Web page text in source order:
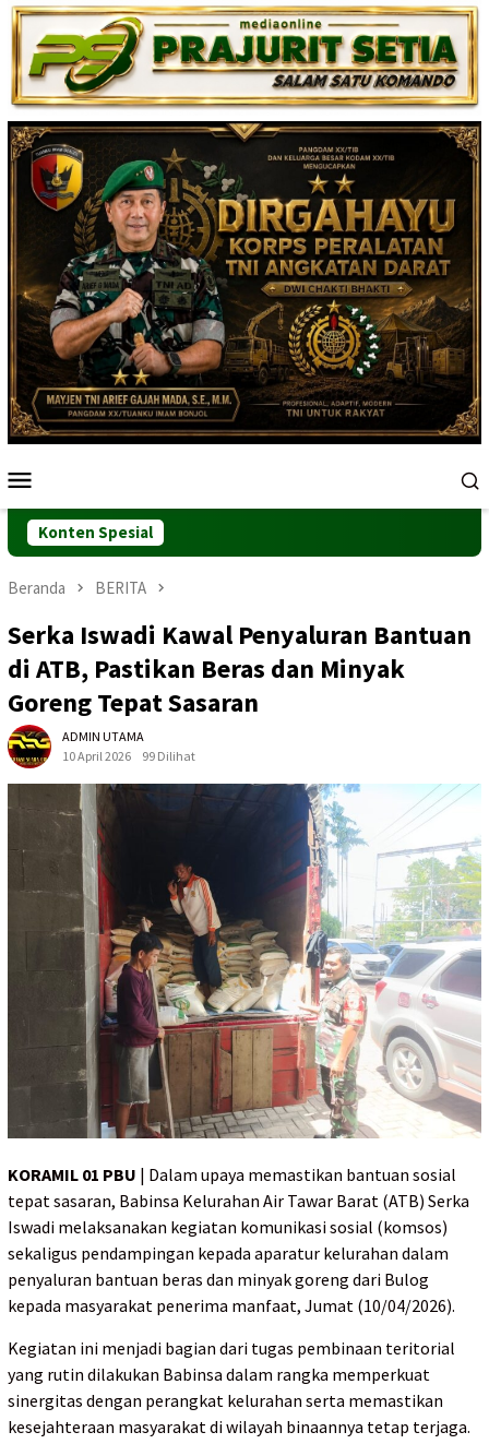
Loncat
ke
konten
Mobile
Konten Spesial
Beranda BERITA
Serka Iswadi Kawal Penyaluran Bantuan
di ATB, Pastikan Beras dan Minyak
Goreng Tepat Sasaran
ADMIN UTAMA
10 April 2026
99 Dilihat
KORAMIL 01 PBU | Dalam upaya memastikan bantuan sosial
tepat sasaran, Babinsa Kelurahan Air Tawar Barat (ATB) Serka
Iswadi melaksanakan kegiatan komunikasi sosial (komsos)
sekaligus pendampingan kepada aparatur kelurahan dalam
penyaluran bantuan beras dan minyak goreng dari Bulog
kepada masyarakat penerima manfaat, Jumat (10/04/2026).
Kegiatan ini menjadi bagian dari tugas pembinaan teritorial
yang rutin dilakukan Babinsa dalam rangka memperkuat
sinergitas dengan perangkat kelurahan serta memastikan
kesejahteraan masyarakat di wilayah binaannya tetap terjaga.